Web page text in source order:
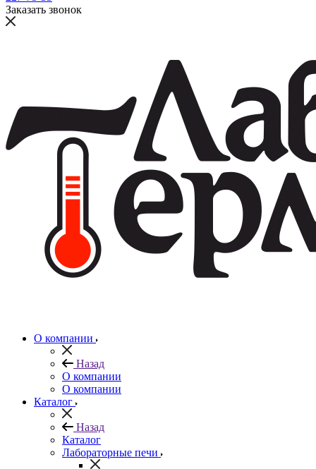
Заказать звонок
О компании
Назад
О компании
О компании
Каталог
Назад
Каталог
Лабораторные печи